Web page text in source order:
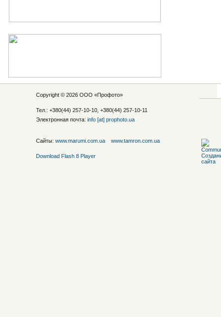
Copyright © 2026 ООО «Профото»
Тел.: +380(44) 257-10-10, +380(44) 257-10-11
Электронная почта: info [at] prophoto.ua
Сайты: www.marumi.com.ua www.tamron.com.ua
Download Flash 8 Player